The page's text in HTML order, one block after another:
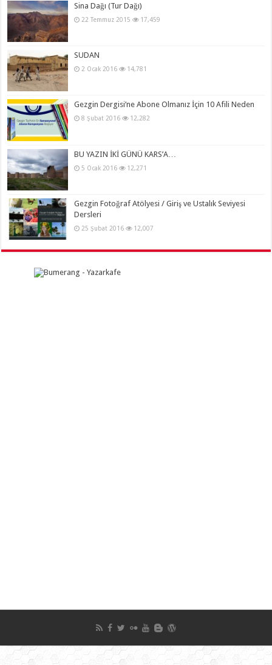
Sina Dağı (Tur Dağı)
22 Temmuz 2015 17,459
SUDAN
2 Ocak 2016 14,781
Gezgin Dergisi’ne Abone Olmanız İçin 10 Afili Neden
8 Şubat 2016 12,282
BU YAZIN İKİ GÜNÜ KARS’A…
5 Ocak 2016 12,271
Gezgin Fotoğraf Atölyesi / Giriş ve Ustalık Seviyesi
Dersleri
25 Şubat 2016 12,007